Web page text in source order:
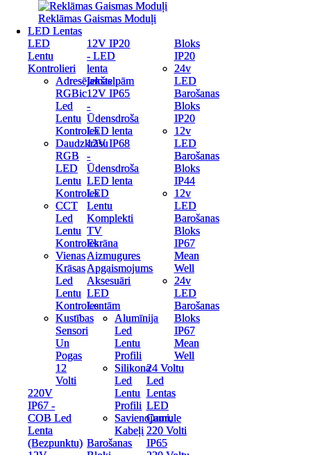
Reklāmas Gaismas Moduļi
LED Lentas
LED
Lentu
Kontrolieri
Adresējamas
RGBic
Led
Lentu
Kontroles
Daudzkrāsu
RGB
LED
Lentu
Kontroles
CCT
Led
Lentu
Kontroles
Vienas
Krāsas
Led
Lentu
Kontroles
Kustības
Sensori
Un
Pogas
12
Volti
220V
IP67 -
COB Led
Lenta
(Bezpunktu)
12V IP20
- LED
lenta
Iekštelpām
12V IP65
-
Ūdensdroša
LED lenta
12V IP68
-
Ūdensdroša
LED lenta
LED
Lentu
Komplekti
TV
Ekrāna
Aizmugures
Apgaismojums
Aksesuāri
LED
Lentām
Alumīnija
Led
Lentu
Profili
Silikona
Led
Lentu
Profili
Savienojumi,
Kabeļi
Barošanas
Bloks
IP20
24v
LED
Barošanas
Bloks
IP20
12v
LED
Barošanas
Bloks
IP44
12v
LED
Barošanas
Bloks
IP67
Mean
Well
24v
LED
Barošanas
Bloks
IP67
Mean
Well
24 Voltu
Led
Lentas
LED
Caurule
220 Volti
IP65
Reklāmas Gaismas Moduļi
LED Lentas
LED
Lentu
Kontrolieri
Adresējamas
RGBic
Led
Lentu
Kontroles
Daudzkrāsu
RGB
LED
Lentu
Kontroles
CCT
Led
Lentu
Kontroles
Vienas
Krāsas
Led
Lentu
Kontroles
Kustības
Sensori
Un
Pogas
12
Volti
220V
IP67 -
COB Led
Lenta
(Bezpunktu)
12V IP20
- LED
lenta
Iekštelpām
12V IP65
-
Ūdensdroša
LED lenta
12V IP68
-
Ūdensdroša
LED lenta
LED
Lentu
Komplekti
TV
Ekrāna
Aizmugures
Apgaismojums
Aksesuāri
LED
Lentām
Alumīnija
Led
Lentu
Profili
Silikona
Led
Lentu
Profili
Savienojumi,
Kabeļi
Barošanas
Bloks
IP20
24v
LED
Barošanas
Bloks
IP20
12v
LED
Barošanas
Bloks
IP44
12v
LED
Barošanas
Bloks
IP67
Mean
Well
24v
LED
Barošanas
Bloks
IP67
Mean
Well
24 Voltu
Led
Lentas
LED
Caurule
220 Volti
IP65